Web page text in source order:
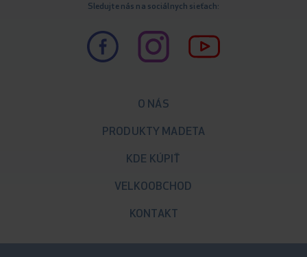
Sledujte nás na sociálnych sieťach:
O NÁS
PRODUKTY MADETA
KDE KÚPIŤ
VELKOOBCHOD
KONTAKT